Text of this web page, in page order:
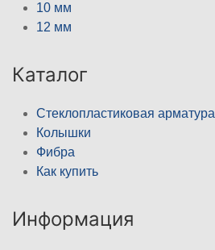
10 мм
12 мм
Каталог
Стеклопластиковая арматура
Колышки
Фибра
Как купить
Информация